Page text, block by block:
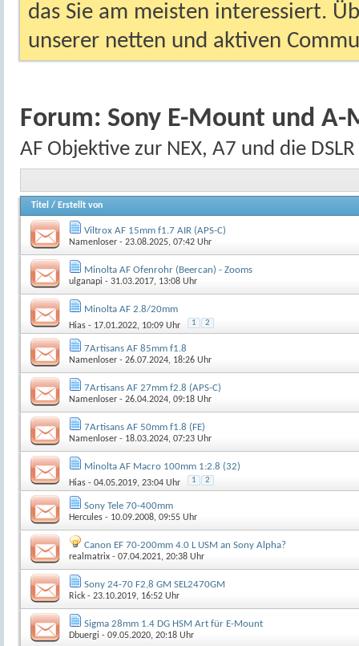
das Sie am meisten interessiert.
unserer netten und aktiven
Forum: Sony E-Mount und A-
AF Objektive zur NEX, A7 und die
Titel / Erstellt von
Viltrox AF 15mm f1.7 AIR (APS-C)
Namenloser - 23.08.2025, 07:42 Uhr
Minolta AF Ofenrohr (Beercan) - Zooms
ulganapi - 31.03.2017, 13:08 Uhr
Minolta AF 2.8/20mm
Hias - 17.01.2022, 10:09 Uhr 1 2
7Artisans AF 85mm f1.8
Namenloser - 26.07.2024, 18:26 Uhr
7Artisans AF 27mm f2.8 (APS-C)
Namenloser - 26.04.2024, 09:18 Uhr
7Artisans AF 50mm f1.8 (FE)
Namenloser - 18.03.2024, 07:23 Uhr
Minolta AF Macro 100mm 1:2.8 (32)
Hias - 04.05.2019, 23:04 Uhr 1 2
Sony Tele 70-400mm
Hercules - 10.09.2008, 09:55 Uhr
Canon EF 70-200mm 4.0 L USM an Sony Alpha?
realmatrix - 07.04.2021, 20:38 Uhr
Sony 24-70 F2,8 GM SEL2470GM
Rick - 23.10.2019, 16:52 Uhr
Sigma 28mm 1.4 DG HSM Art für E-Mount
Dbuergi - 09.05.2020, 20:18 Uhr